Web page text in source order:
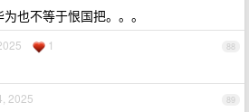
也不等于恨国把。。。
88
1
89
2025